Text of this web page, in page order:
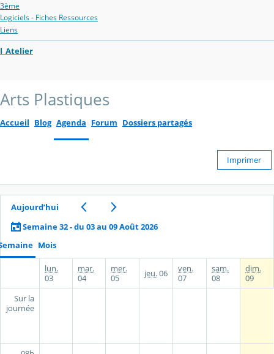
3ème
Logiciels - Fiches Ressources
Liens
l_Atelier
Arts Plastiques
Accueil Blog Agenda Forum Dossiers partagés
Imprimer
Aujourd’hui
Semaine 32 - du 03 au 09 Août 2026
Mois
lun.
03
mar.
04
mer.
05
jeu.06
ven.
07
sam.
08
dim.
09
Sur la
journée